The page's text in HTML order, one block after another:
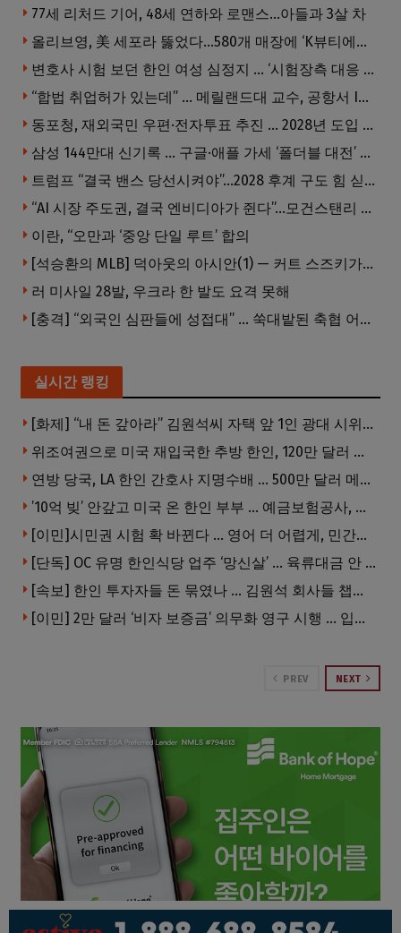
77세 리처드 기어, 48세 연하와 로맨스…아들과 3살 차
올리브영, 美 세포라 뚫었다…580개 매장에 ‘K뷰티에딧’ 론칭
변호사 시험 보던 한인 여성 심정지 … ‘시험장측 대응 부적절’ 소송
“합법 취업허가 있는데” … 메릴랜드대 교수, 공항서 ICE에 체포, 구금 중
동포청, 재외국민 우편·전자투표 추진 … 2028년 도입 목표
삼성 144만대 신기록 … 구글·애플 가세 ‘폴더블 대전’ 열린다
트럼프 “결국 밴스 당선시켜야”…2028 후계 구도 힘 싣나
“AI 시장 주도권, 결국 엔비디아가 쥔다”…모건스탠리 장담
이란, “오만과 ‘중앙 단일 루트’ 합의
[석승환의 MLB] 덕아웃의 아시안(1) — 커트 스즈키가 우리에게 묻는 것
러 미사일 28발, 우크라 한 발도 요격 못해
[충격] “외국인 심판들에 성접대” … 쑥대밭된 축협 어디까지 추락하나
실시간 랭킹
[화제] “내 돈 갚아라” 김원석씨 자택 앞 1인 광대 시위 … 한인 투자사, “108만 달러 못받아”
위조여권으로 미국 재입국한 추방 한인, 120만 달러 은행 사기 행각
연방 당국, LA 한인 간호사 지명수배 … 500만 달러 메디캐어 사기, 선고 직전 한국 도주
’10억 빚’ 안갚고 미국 온 한인 부부 … 예금보험공사, 미국서 소송
[이민]시민권 시험 확 바뀐다 … 영어 더 어렵게, 민간시험 도입 추진
[단독] OC 유명 한인식당 업주 ‘망신살’ … 육류대금 안 갚자 식당서 공개추심
[속보] 한인 투자자들 돈 묶였나 … 김원석 회사들 챕터7 강제파산·자진파산 잇따라 신청
[이민] 2만 달러 ‘비자 보증금’ 의무화 영구 시행 … 입국 문턱 더 높아진다.
PREV NEXT